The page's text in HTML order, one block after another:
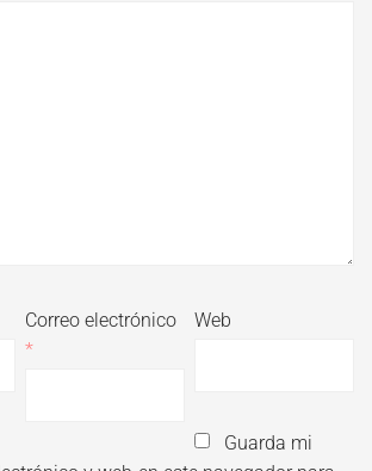
Correo electrónico
*
Web
Guarda mi